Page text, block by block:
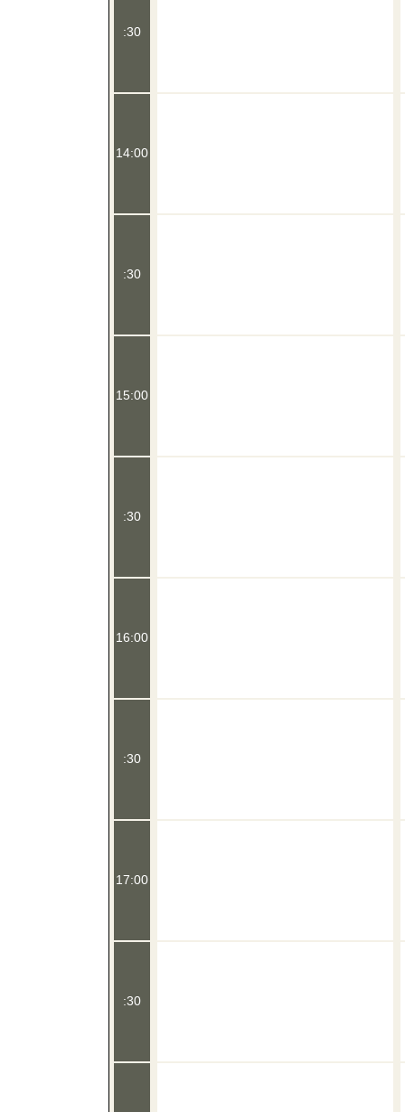
:30
14:00
:30
15:00
:30
16:00
:30
17:00
:30